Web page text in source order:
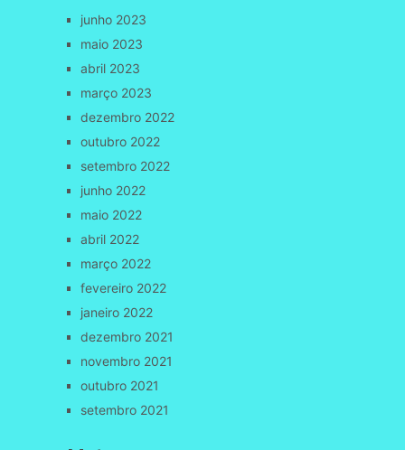
junho 2023
maio 2023
abril 2023
março 2023
dezembro 2022
outubro 2022
setembro 2022
junho 2022
maio 2022
abril 2022
março 2022
fevereiro 2022
janeiro 2022
dezembro 2021
novembro 2021
outubro 2021
setembro 2021